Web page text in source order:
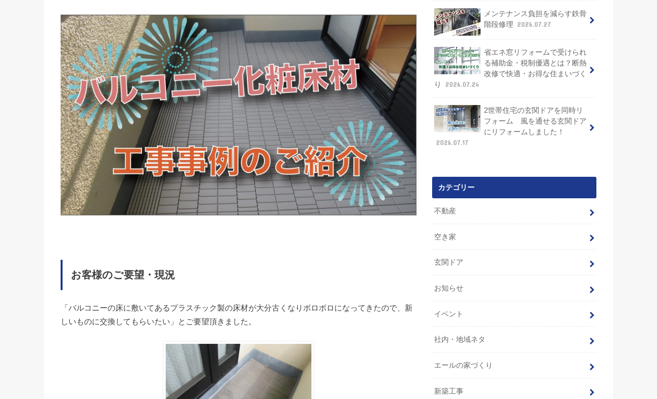
お客様のご要望・現況
「バルコニーの床に敷いてあるプラスチック製の床材が大分古くなりボロボロになってきたので、新
しいものに交換してもらいたい」とご要望頂きました。
メンテナンス負担を減らす鉄骨
階段修理
2026.07.27
省エネ窓リフォームで受けられ
る補助金・税制優遇とは？断熱
改修で快適・お得な住まいづく
り
2026.07.24
2世帯住宅の玄関ドアを同時リ
フォーム 風を通せる玄関ドア
にリフォームしました！
2026.07.17
カテゴリー
不動産
空き家
玄関ドア
お知らせ
イベント
社内・地域ネタ
エールの家づくり
新築工事